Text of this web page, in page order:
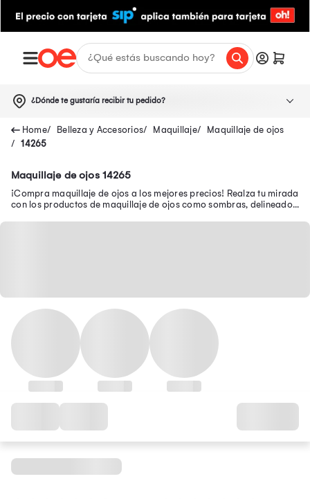
¿Dónde te gustaría recibir tu pedido?
Belleza y Accesorios Maquillaje
Maquillaje de ojos
14265
Maquillaje de ojos 14265
¡Compra maquillaje de ojos a los mejores precios! Realza tu mirada
con los productos de maquillaje de ojos como sombras, delineador,